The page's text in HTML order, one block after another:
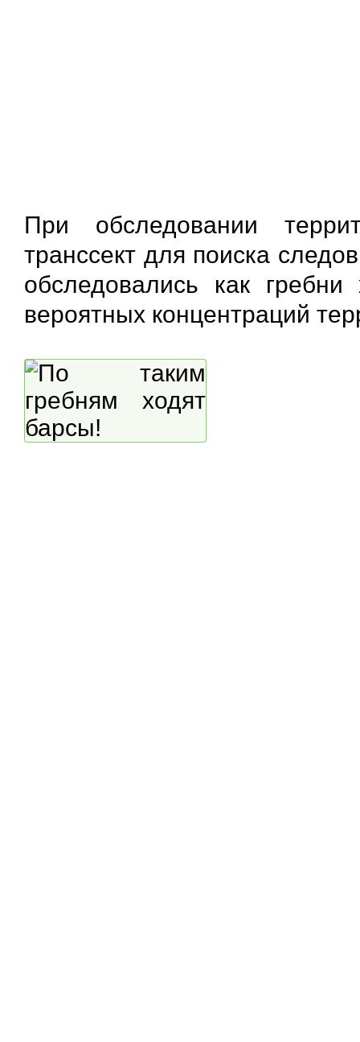
При обследовании
транссект для поиска
обследовались как
вероятных концентраций